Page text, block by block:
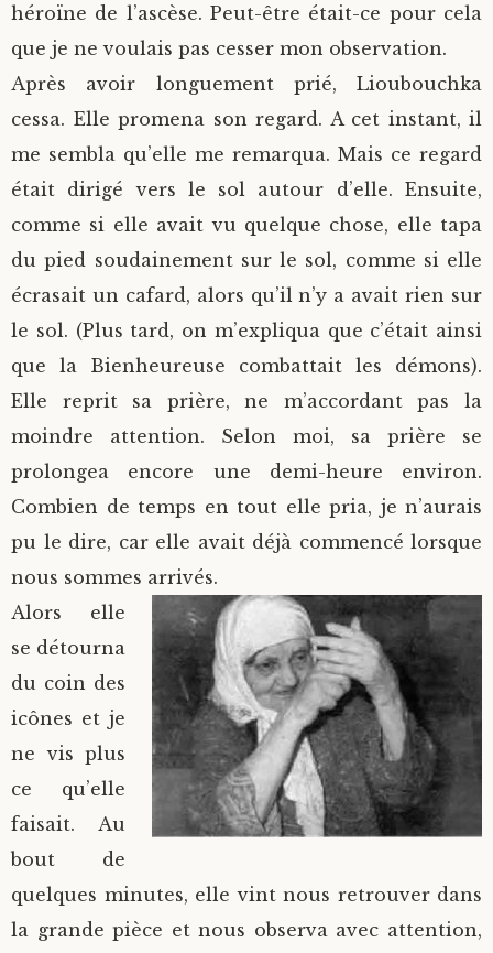
héroïne de l’ascèse. Peut-être était-ce pour cela
que je ne voulais pas cesser mon observation.
Après avoir longuement prié, Lioubouchka
cessa. Elle promena son regard. A cet instant, il
me sembla qu’elle me remarqua. Mais ce regard
était dirigé vers le sol autour d’elle. Ensuite,
comme si elle avait vu quelque chose, elle tapa
du pied soudainement sur le sol, comme si elle
écrasait un cafard, alors qu’il n’y a avait rien sur
le sol. (Plus tard, on m’expliqua que c’était ainsi
que la Bienheureuse combattait les démons).
Elle reprit sa prière, ne m’accordant pas la
moindre attention. Selon moi, sa prière se
prolongea encore une demi-heure environ.
Combien de temps en tout elle pria, je n’aurais
pu le dire, car elle avait déjà commencé lorsque
nous sommes arrivés.
Alors elle
se détourna
du coin des
icônes et je
ne vis plus
ce qu’elle
faisait. Au
bout de
quelques minutes, elle vint nous retrouver dans
la grande pièce et nous observa avec attention,